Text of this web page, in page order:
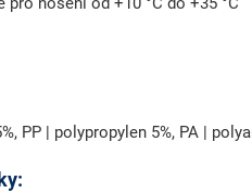
PP | polypropylen 5%, PA |